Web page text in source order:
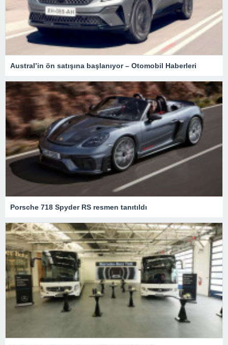
Austral’in ön satışına başlanıyor – Otomobil Haberleri
Porsche 718 Spyder RS resmen tanıtıldı